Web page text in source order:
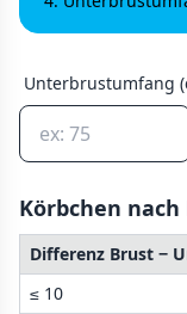
Unterbrustumfang
Körbchen
Differenz Brust −
≤ 10